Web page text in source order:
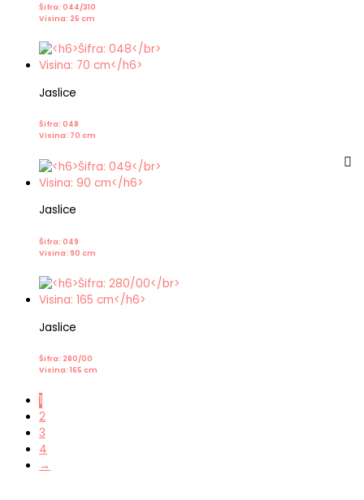
Šifra: 044/310
Visina: 25 cm
Jaslice
Šifra: 048
Visina: 70 cm
Jaslice
Šifra: 049
Visina: 90 cm
Jaslice
Šifra: 280/00
Visina: 165 cm
1
2
3
4
→